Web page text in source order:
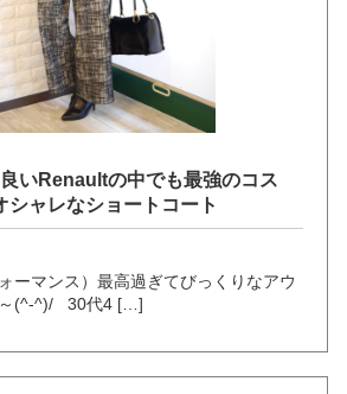
良いRenaultの中でも最強のコス
シャレなショートコート
ーマンス）最高過ぎてびっくりなアウ
～(^-^)/ 30代4 […]